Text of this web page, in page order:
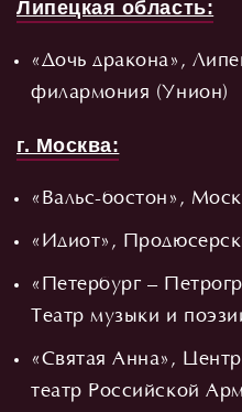
Липецкая область:
«Дочь дракона»,
филармония (Унион)
г. Москва:
«Вальс-бостон»,
«Идиот»,
«Петербург –
Театр музыки и
«Святая Анна»,
театр Российской